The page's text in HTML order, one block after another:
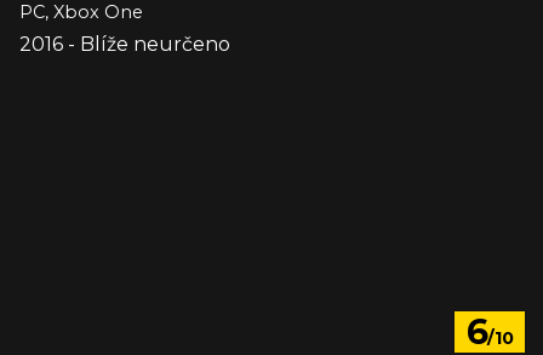
PC, Xbox One
2016 - Blíže neurčeno
6/10